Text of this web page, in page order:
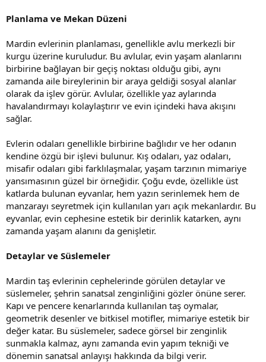
Planlama ve Mekan Düzeni
Mardin evlerinin planlaması, genellikle avlu merkezli bir
kurgu üzerine kuruludur. Bu avlular, evin yaşam alanlarını
birbirine bağlayan bir geçiş noktası olduğu gibi, aynı
zamanda aile bireylerinin bir araya geldiği sosyal alanlar
olarak da işlev görür. Avlular, özellikle yaz aylarında
havalandırmayı kolaylaştırır ve evin içindeki hava akışını
sağlar.
Evlerin odaları genellikle birbirine bağlıdır ve her odanın
kendine özgü bir işlevi bulunur. Kış odaları, yaz odaları,
misafir odaları gibi farklılaşmalar, yaşam tarzının mimariye
yansımasının güzel bir örneğidir. Çoğu evde, özellikle üst
katlarda bulunan eyvanlar, hem yazın serinlemek hem de
manzarayı seyretmek için kullanılan yarı açık mekanlardır. Bu
eyvanlar, evin cephesine estetik bir derinlik katarken, aynı
zamanda yaşam alanını da genişletir.
Detaylar ve Süslemeler
Mardin taş evlerinin cephelerinde görülen detaylar ve
süslemeler, şehrin sanatsal zenginliğini gözler önüne serer.
Kapı ve pencere kenarlarında kullanılan taş oymalar,
geometrik desenler ve bitkisel motifler, mimariye estetik bir
değer katar. Bu süslemeler, sadece görsel bir zenginlik
sunmakla kalmaz, aynı zamanda evin yapım tekniği ve
dönemin sanatsal anlayışı hakkında da bilgi verir.